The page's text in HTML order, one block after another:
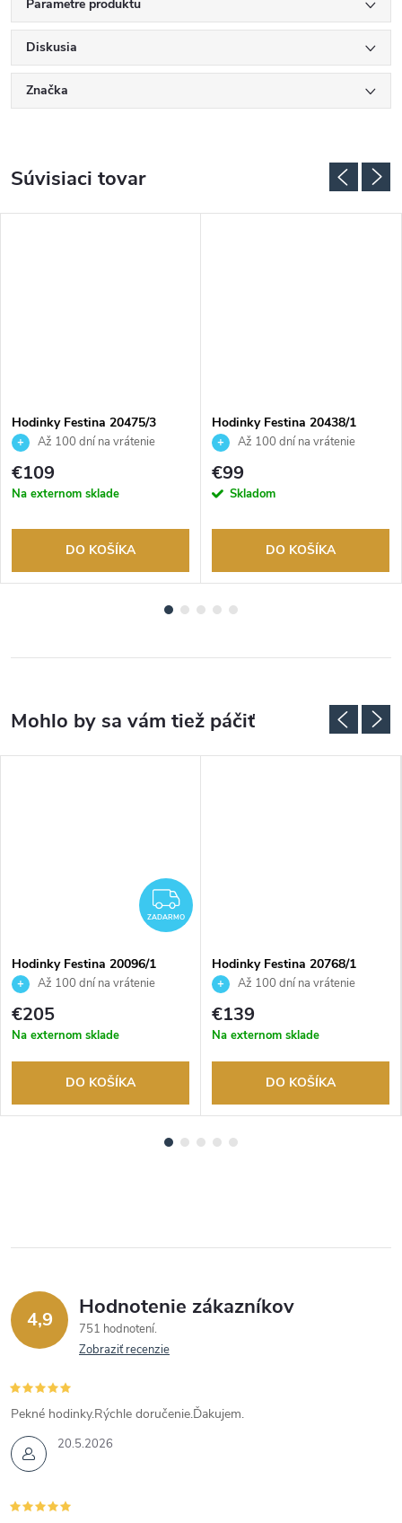
Parametre produktu
Diskusia
Značka
Súvisiaci tovar
Hodinky Festina 20475/3
Až 100 dní na vrátenie
tovaru. Autorizovaný predajca.
€109
Na externom sklade
DO KOŠÍKA
Hodinky Festina 20438/1
Až 100 dní na vrátenie
tovaru. Autorizovaný predajca.
€99
Skladom
DO KOŠÍKA
ZADARMO
ZADARMO
Hodinky Festina 20096/1
Až 100 dní na vrátenie
tovaru. Autorizovaný predajca.
€205
Na externom sklade
DO KOŠÍKA
Hodinky Festina 20768/1
Až 100 dní na vrátenie
tovaru. Autorizovaný predajca.
€139
Na externom sklade
DO KOŠÍKA
4,9 Hodnotenie zákazníkov
751 hodnotení
Zobraziť recenzie
20.5.2026
Pekné hodinky.Rýchle doručenie.Ďakujem.